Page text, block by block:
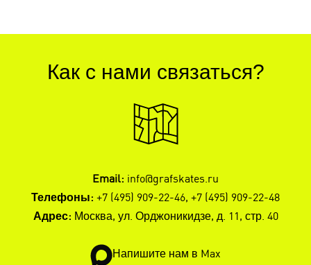
Как с нами связаться?
Email: info@grafskates.ru
Телефоны: +7 (495) 909-22-46, +7 (495) 909-22-48
Адрес: Москва, ул. Орджоникидзе, д. 11, стр. 40
Напишите нам в Max